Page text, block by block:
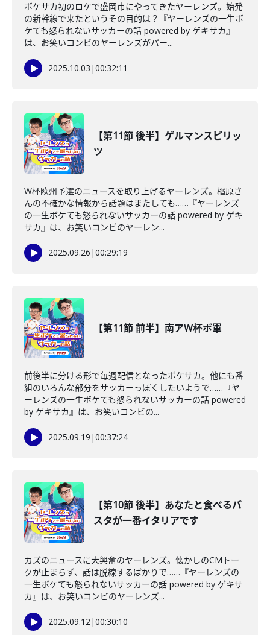
ボケサカ初のロケで盛岡市にやってきたヤーレンズ。始発
の新幹線で来たというその目的は？『ヤーレンズの一生ボ
ケても怒られないサッカーの話 powered by ゲキサカ』
は、お笑いコンビのヤーレンズがパー...
2025.10.03 |00:32:11
【第11節 後半】ゲルマンスピリッ
ツ
W杯欧州予選のニュースを取り上げるヤーレンズ。楢原さ
んの不確かな情報から話題はまたしても……『ヤーレンズ
の一生ボケても怒られないサッカーの話 powered by ゲキ
サカ』は、お笑いコンビのヤーレン...
2025.09.26 |00:29:19
【第11節 前半】南アW杯ボ軍
前後半に分ける形で毎週配信となったボケサカ。他にも番
組のいろんな部分をサッカーっぽくしたいようで……『ヤ
ーレンズの一生ボケても怒られないサッカーの話 powered
by ゲキサカ』は、お笑いコンビの...
2025.09.19 |00:37:24
【第10節 後半】あなたと食べるパ
スタが一番イタリアです
カズのニュースに大興奮のヤーレンズ。懐かしのCMトー
クが止まらず、話は脱線するばかりで……『ヤーレンズの
一生ボケても怒られないサッカーの話 powered by ゲキサ
カ』は、お笑いコンビのヤーレンズ...
2025.09.12|00:30:10